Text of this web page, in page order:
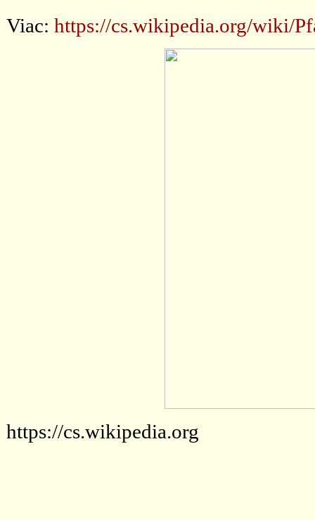
Viac: https://cs.wikipedia.org/wiki/
https://cs.wikipedia.org